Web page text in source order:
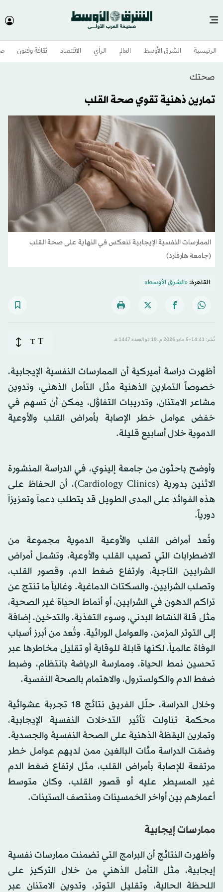
الرئيسية الشرق الأوسط​ العالم الرأي الاقتصاد ثقافة وفنون
صحتك
تمارين ذهنية تقوي صحة القلب
الممارسات النفسية الإيجابية تنعكس في النهاية على صحة القلب
(جامعة هارفارد)
القاهرة:«الشرق الأوسط»
نُشر: 14:41-5 مايو 2026 م ـ 19 ذو القِعدة 1447 هـ T
T
أظهرت دراسة أميركية أن الممارسات النفسية الإيجابية،
خصوصاً التمارين الذهنية مثل التأمل الذهني، وتدوين
مشاعر الامتنان، وتدريبات التفاؤل، يمكن أن تسهم في
خفض عوامل خطر الإصابة بأمراض القلب والأوعية
الدموية خلال أسابيع قليلة.
وأوضح باحثون من جامعة إلينوي، في الدراسة المنشورة
الاثنين بدورية (Cardiology Clinics)، أن الحفاظ على
هذه الفوائد على المدى الطويل قد يتطلب دعماً وتعزيزاً
دورياً.
وتُعد أمراض القلب والأوعية الدموية مجموعة من
الاضطرابات التي تصيب القلب والأوعية، وتشمل أمراض
الشرايين التاجية، وارتفاع ضغط الدم، وقصور القلب،
وتصلب الشرايين، والسكتات الدماغية. وغالباً ما تنتج عن
تراكم الدهون في الشرايين، أو أنماط الحياة غير الصحية،
مثل قلة النشاط البدني، وسوء التغذية، والتدخين، إضافة
إلى التوتر المزمن، والعوامل الوراثية. وتُعد من أبرز أسباب
الوفاة عالمياً، لكنها قابلة للوقاية أو تقليل مخاطرها عبر
تحسين نمط الحياة، وممارسة الرياضة بانتظام، وضبط
ضغط الدم والكولسترول، والاهتمام بالصحة النفسية.
وخلال الدراسة، حلّل الفريق نتائج 18 تجربة عشوائية
محكمة تناولت تأثير التدخلات النفسية الإيجابية،
وتمارين اليقظة الذهنية على الصحة النفسية والجسدية.
وضمّت الدراسة مئات البالغين ممن لديهم عوامل خطر
مرتفعة للإصابة بأمراض القلب، مثل ارتفاع ضغط الدم
غير المسيطر عليه أو قصور القلب، وكان متوسط
أعمارهم بين أواخر الخمسينات ومنتصف الستينات.
ممارسات إيجابية
وأظهرت النتائج أن البرامج التي تضمنت ممارسات نفسية
إيجابية، مثل التأمل الذهني من خلال التركيز على
اللحظة الحالية، وتقليل التوتر، وتدوين الامتنان عبر